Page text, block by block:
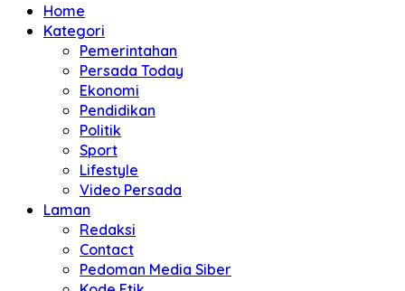
Home
Kategori
Pemerintahan
Persada Today
Ekonomi
Pendidikan
Politik
Sport
Lifestyle
Video Persada
Laman
Redaksi
Contact
Pedoman Media Siber